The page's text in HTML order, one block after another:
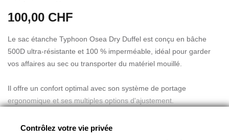
100,00 CHF
Le sac étanche Typhoon Osea Dry Duffel est conçu en bâche
500D ultra-résistante et 100 % imperméable, idéal pour garder
vos affaires au sec ou transporter du matériel mouillé.
Il offre un confort optimal avec son système de portage
ergonomique et ses multiples options d'ajustement.
ajustable.
Contrôlez votre vie privée